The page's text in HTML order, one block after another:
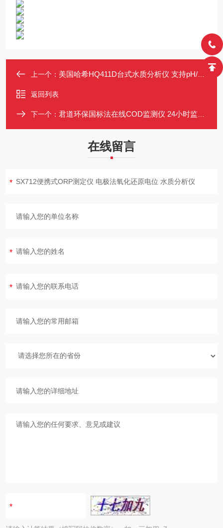
上一个： 美国哈希HQ411D台式水质分析仪 支持pH/ORP测量 多语言界面 IP54防护
返回列表
下一个： 君道环保国标法在线COD监测仪 24小时监测水质分析仪CEP可上传数据
在线留言